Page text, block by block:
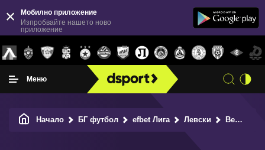
Мобилно приложение
Изпробвайте нашето ново
приложение
Меню
Начало БГ футбол efbet Лига Левски Веласкес: Избрах Левски, защото ми даде възможността да се боря за победа всяка седмица, а не за оцеляване